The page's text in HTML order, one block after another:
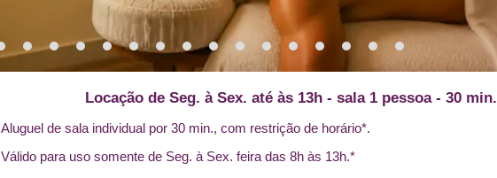
Locação de Seg. à Sex. até às 13h - sala 1 pessoa - 30 min.
Aluguel de sala individual por 30 min., com restrição de horário*.
Válido para uso somente de Seg. à Sex. feira das 8h às 13h.*